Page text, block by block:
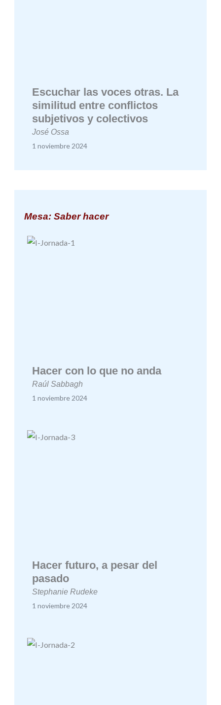
Escuchar las voces otras. La
similitud entre conflictos
subjetivos y colectivos
José Ossa
1 noviembre 2024
Mesa: Saber hacer
Hacer con lo que no anda
Raúl Sabbagh
1 noviembre 2024
Hacer futuro, a pesar del
pasado
Stephanie Rudeke
1 noviembre 2024